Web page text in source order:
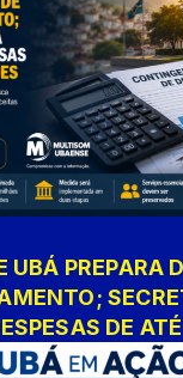
UBÁ PREPARA
DE